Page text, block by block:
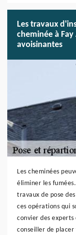
Les travaux
cheminée à Fay
avoisinantes
Les cheminées
éliminer les
travaux de pose
ces opérations qui
convier des experts
conseiller de placer